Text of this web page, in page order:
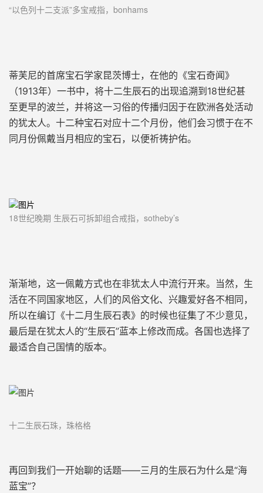
“以色列十二支派”多宝戒指，bonhams
蒂芙尼的首席宝石学家昆茨博士， 在他的《宝石奇闻》
（1913年）一书中， 将十二生辰石的出现追溯到18世纪甚
至更早的波兰， 并将这一习俗的传播归因于在欧洲各处活动
的犹太人。十二种宝石对应十二个月份， 他们会习惯于在不
同月份佩戴当月相应的宝石，以便祈祷护佑。
18世纪晚期 生辰石可拆卸组合戒指，sotheby’s
渐渐地，这一佩戴方式也在非犹太人中流行开来。 当然， 生
活在不同国家地区，人们的风俗文化、兴趣爱好各不相同，
所以在编订 《十二月生辰石表》 的时候也征集了不少意见，
最后是在犹太人的“生辰石”蓝本上修改而成。各国也选择了
最适合自己国情的版本。
十二生辰石珠，珠格格
再回到我们一开始聊的话题——三月的生辰石为什么是“海
蓝宝”？